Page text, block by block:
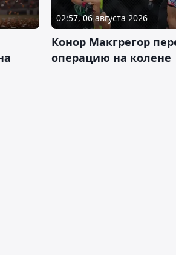
02:57, 06 августа 2026
Конор Макгрегор
операцию на колене